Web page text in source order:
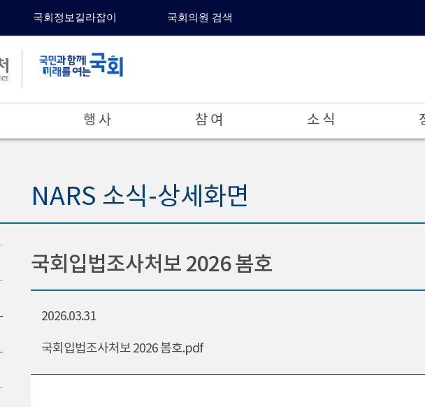
국회정보길라잡이 국회의원 검색
행 사 참 여 소 식
NARS 소식-상세화면
국회입법조사처보 2026 봄호
2026.03.31
국회입법조사처보 2026 봄호.pdf